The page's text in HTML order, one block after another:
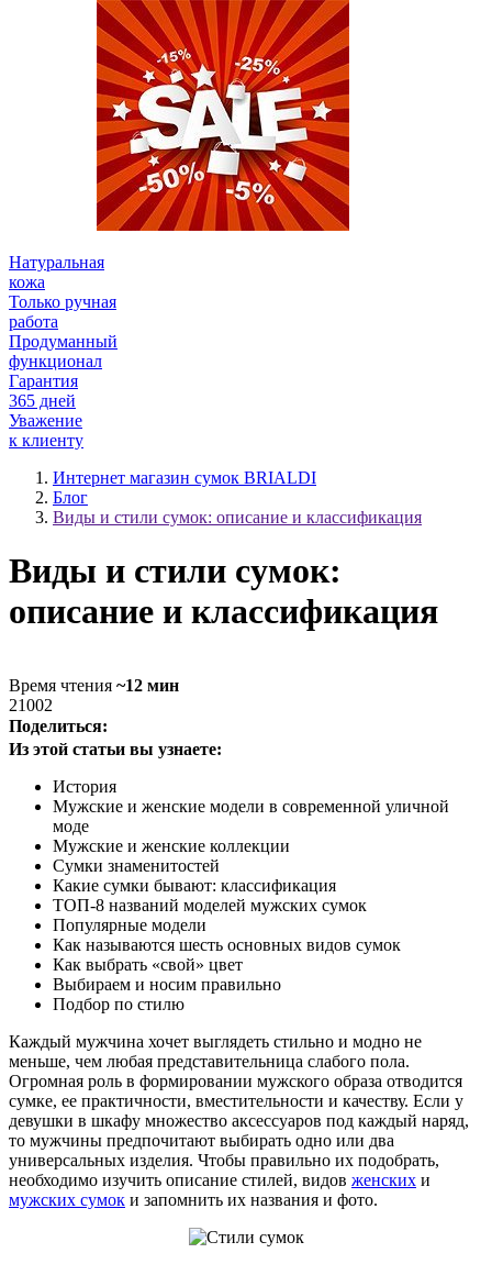
Натуральная
кожа
Только ручная
работа
Продуманный
функционал
Гарантия
365 дней
Уважение
к клиенту
Интернет магазин сумок BRIALDI
Блог
Виды и стили сумок: описание и классификация
Виды и стили сумок:
описание и классификация
Время чтения ~12 мин
21002
Поделиться:
Из этой статьи вы узнаете:
История
Мужские и женские модели в современной уличной
моде
Мужские и женские коллекции
Сумки знаменитостей
Какие сумки бывают: классификация
ТОП-8 названий моделей мужских сумок
Популярные модели
Как называются шесть основных видов сумок
Как выбрать «свой» цвет
Выбираем и носим правильно
Подбор по стилю
Каждый мужчина хочет выглядеть стильно и модно не
меньше, чем любая представительница слабого пола.
Огромная роль в формировании мужского образа отводится
сумке, ее практичности, вместительности и качеству. Если у
девушки в шкафу множество аксессуаров под каждый наряд,
то мужчины предпочитают выбирать одно или два
универсальных изделия. Чтобы правильно их подобрать,
необходимо изучить описание стилей, видов женских и
мужских сумок и запомнить их названия и фото.